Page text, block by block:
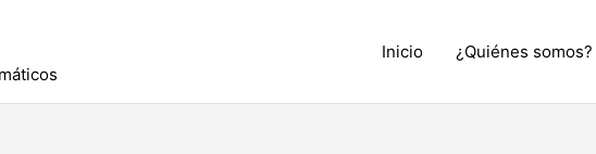
Inicio ¿Quiénes somos?